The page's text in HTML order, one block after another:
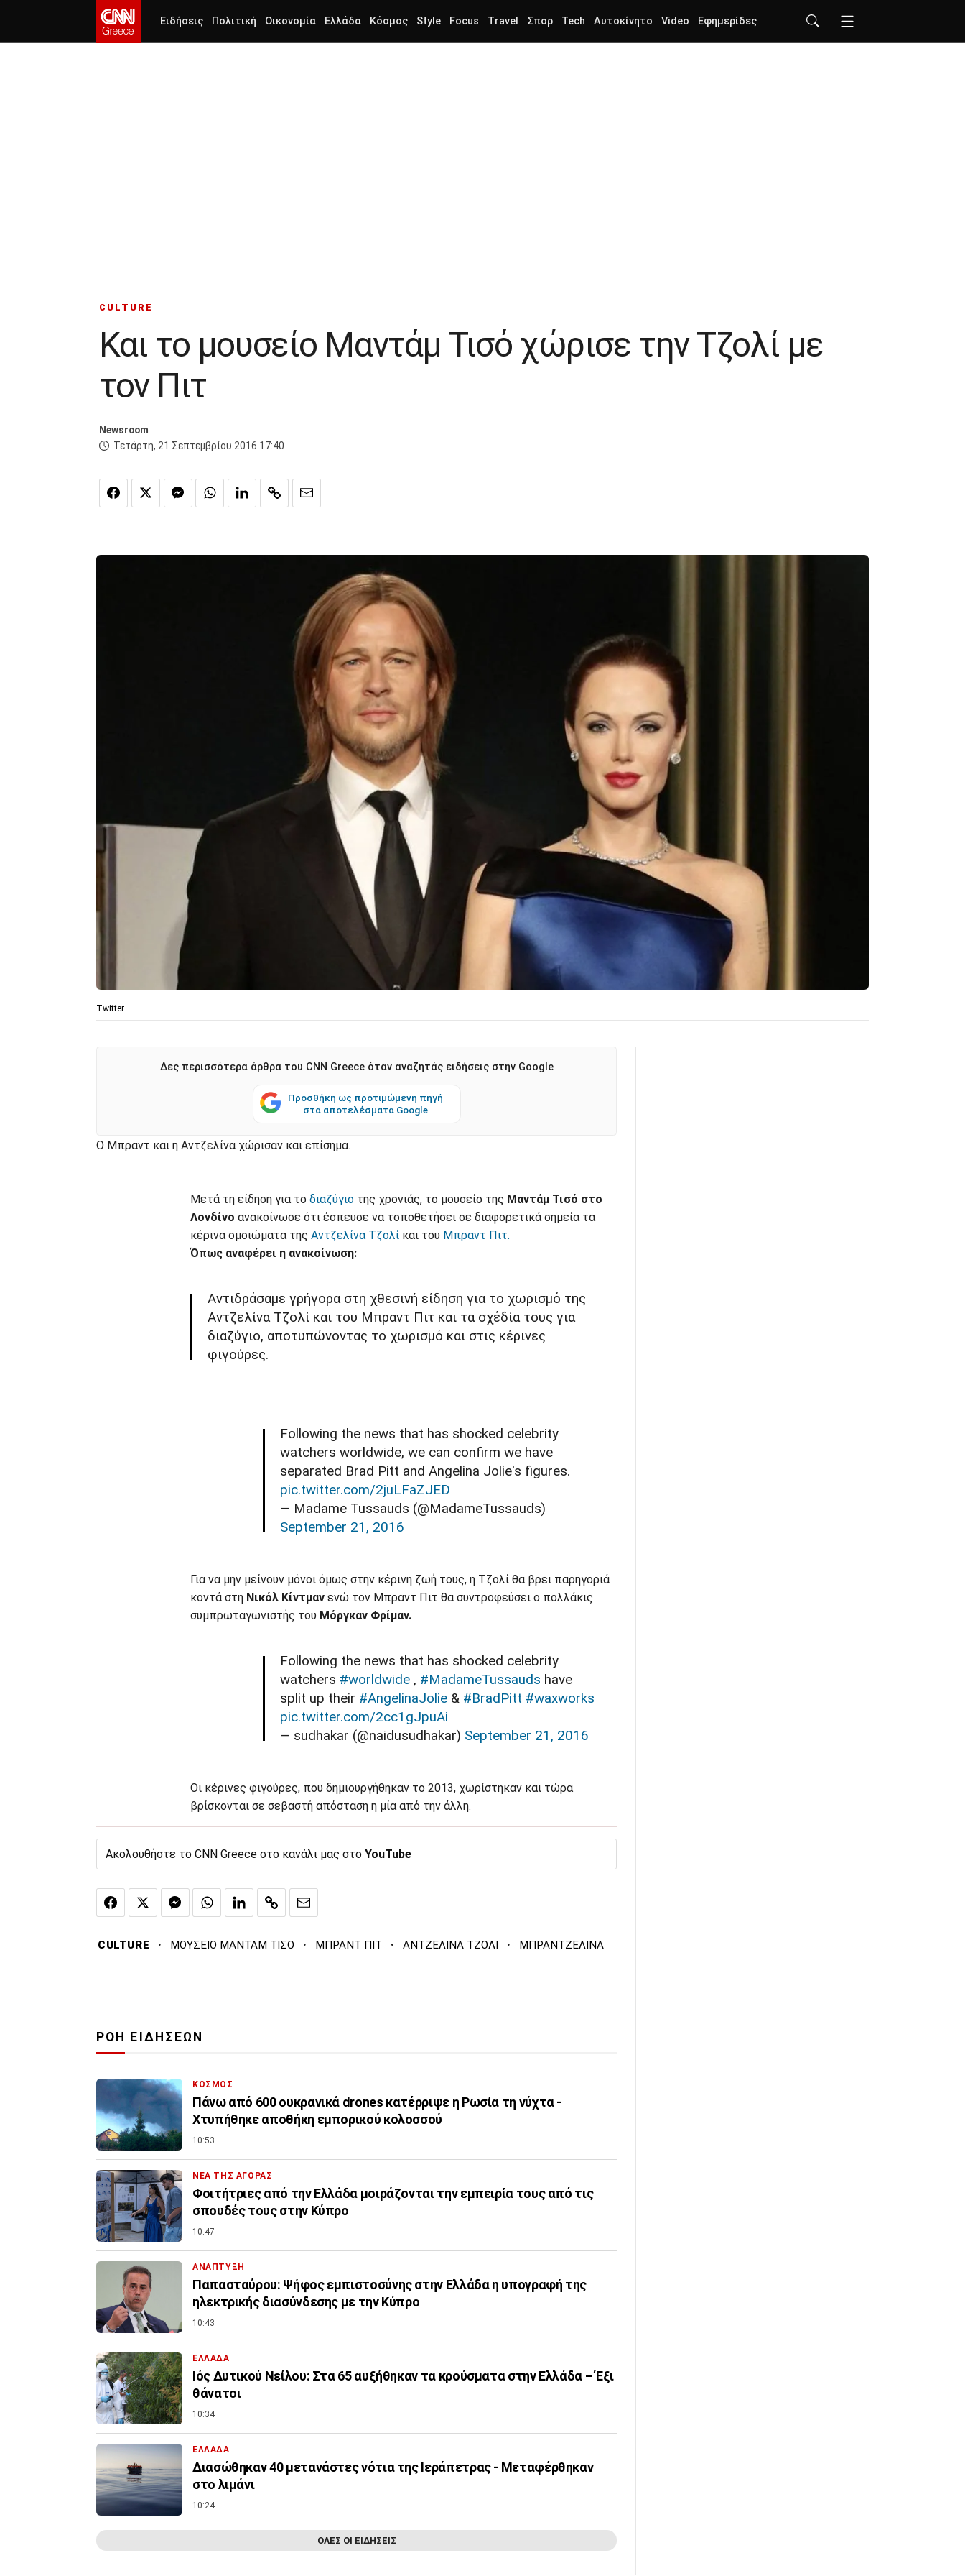
Ειδήσεις Πολιτική Οικονομία Ελλάδα Κόσμος Style Focus Travel Σπορ Tech Αυτοκίνητο Video Εφημερίδες
CULTURE
Και το μουσείο Μαντάμ Τισό χώρισε την Τζολί με
τον Πιτ
Newsroom
Τετάρτη, 21 Σεπτεμβρίου 2016 17:40
Twitter
Δες περισσότερα άρθρα του CNN Greece όταν αναζητάς ειδήσεις στην Google
Προσθήκη ως προτιμώμενη πηγή
στα αποτελέσματα Google
Ο Μπραντ και η Αντζελίνα χώρισαν και επίσημα.
Μετά τη είδηση για το διαζύγιοτης χρονιάς, το μουσείο της Μαντάμ Τισό στο
Λονδίνο ανακοίνωσε ότι έσπευσε να τοποθετήσει σε διαφορετικά σημεία τα
κέρινα ομοιώματα της Αντζελίνα Τζολίκαι του Μπραντ Πιτ.
Όπως αναφέρει η ανακοίνωση:
Αντιδράσαμε γρήγορα στη χθεσινή είδηση για το χωρισμό της
Αντζελίνα Τζολί και του Μπραντ Πιτ και τα σχέδία τους για
διαζύγιο, αποτυπώνοντας το χωρισμό και στις κέρινες
φιγούρες.
Following the news that has shocked celebrity
watchers worldwide, we can confirm we have
separated Brad Pitt and Angelina Jolie's figures.
pic.twitter.com/2juLFaZJED
— Madame Tussauds (@MadameTussauds)
September 21, 2016
Για να μην μείνουν μόνοι όμως στην κέρινη ζωή τους, η Τζολί θα βρει παρηγοριά
κοντά στηΝικόλ Κίντμανενώ τον Μπραντ Πιτ θα συντροφεύσει ο πολλάκις
συμπρωταγωνιστής του Μόργκαν Φρίμαν.
Following the news that has shocked celebrity
watchers #worldwide, #MadameTussauds have
split up their #AngelinaJolie& #BradPitt #waxworks
pic.twitter.com/2cc1gJpuAi
— sudhakar (@naidusudhakar) September 21, 2016
Οι κέρινες φιγούρες, που δημιουργήθηκαν το 2013, χωρίστηκαν και τώρα
βρίσκονται σε σεβαστή απόσταση η μία από την άλλη.
Ακολουθήστε το CNN Greece στο κανάλι μας στο YouTube
CULTURE · ΜΟΥΣΕΙΟ ΜΑΝΤΑΜ ΤΙΣΟ · ΜΠΡΑΝΤ ΠΙΤ · ΑΝΤΖΕΛΙΝΑ ΤΖΟΛΙ · ΜΠΡΑΝΤΖΕΛΙΝΑ
ΡΟΗ ΕΙΔΗΣΕΩΝ
ΚΟΣΜΟΣ
Πάνω από 600 ουκρανικά drones κατέρριψε η Ρωσία τη νύχτα -
Χτυπήθηκε αποθήκη εμπορικού κολοσσού
10:53
ΝΕΑ ΤΗΣ ΑΓΟΡΑΣ
Φοιτήτριες από την Ελλάδα μοιράζονται την εμπειρία τους από τις
σπουδές τους στην Κύπρο
10:47
ΑΝΑΠΤΥΞΗ
Παπασταύρου: Ψήφος εμπιστοσύνης στην Ελλάδα η υπογραφή της
ηλεκτρικής διασύνδεσης με την Κύπρο
10:43
ΕΛΛΑΔΑ
Ιός Δυτικού Νείλου: Στα 65 αυξήθηκαν τα κρούσματα στην Ελλάδα – Έξι
θάνατοι
10:34
ΕΛΛΑΔΑ
Διασώθηκαν 40 μετανάστες νότια της Ιεράπετρας - Μεταφέρθηκαν
στο λιμάνι
10:24
ΟΛΕΣ ΟΙ ΕΙΔΗΣΕΙΣ